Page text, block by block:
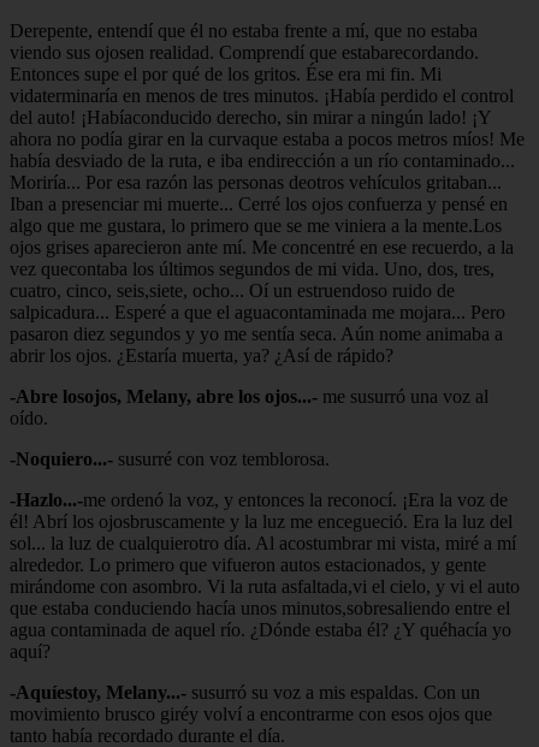
Derepente, entendí que él no estaba frente a mí, que no estaba
viendo sus ojosen realidad. Comprendí que estabarecordando.
Entonces supe el por qué de los gritos. Ése era mi fin. Mi
vidaterminaría en menos de tres minutos. ¡Había perdido el control
del auto! ¡Habíaconducido derecho, sin mirar a ningún lado! ¡Y
ahora no podía girar en la curvaque estaba a pocos metros míos! Me
había desviado de la ruta, e iba endirección a un río contaminado...
Moriría... Por esa razón las personas deotros vehículos gritaban...
Iban a presenciar mi muerte... Cerré los ojos confuerza y pensé en
algo que me gustara, lo primero que se me viniera a la mente.Los
ojos grises aparecieron ante mí. Me concentré en ese recuerdo, a la
vez quecontaba los últimos segundos de mi vida. Uno, dos, tres,
cuatro, cinco, seis,siete, ocho... Oí un estruendoso ruido de
salpicadura... Esperé a que el aguacontaminada me mojara... Pero
pasaron diez segundos y yo me sentía seca. Aún nome animaba a
abrir los ojos. ¿Estaría muerta, ya? ¿Así de rápido?
-Abre losojos, Melany, abre los ojos...- me susurró una voz al
oído.
-Noquiero...- susurré con voz temblorosa.
-Hazlo...-me ordenó la voz, y entonces la reconocí. ¡Era la voz de
él! Abrí los ojosbruscamente y la luz me encegueció. Era la luz del
sol... la luz de cualquierotro día. Al acostumbrar mi vista, miré a mí
alrededor. Lo primero que vifueron autos estacionados, y gente
mirándome con asombro. Vi la ruta asfaltada,vi el cielo, y vi el auto
que estaba conduciendo hacía unos minutos,sobresaliendo entre el
agua contaminada de aquel río. ¿Dónde estaba él? ¿Y quéhacía yo
aquí?
-Aquíestoy, Melany...- susurró su voz a mis espaldas. Con un
movimiento brusco giréy volví a encontrarme con esos ojos que
tanto había recordado durante el día.